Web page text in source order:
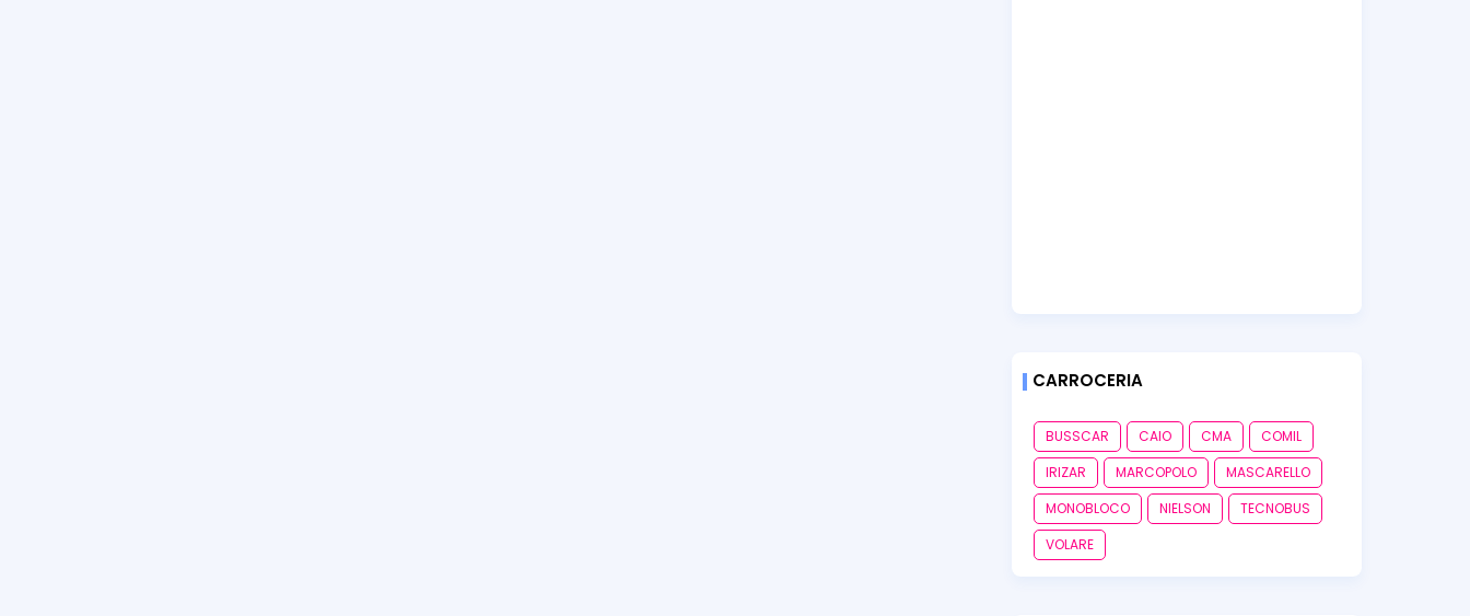
CARROCERIA
BUSSCAR CAIO CMA
COMIL
IRIZAR
MARCOPOLO
MASCARELLO
MONOBLOCO
NIELSON
TECNOBUS
VOLARE